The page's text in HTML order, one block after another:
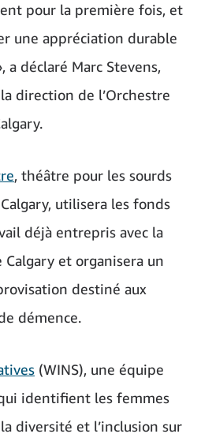
pour la première fois, et
une appréciation durable
a déclaré Marc Stevens,
direction de l’Orchestre
, théâtre pour les sourds
utilisera les fonds
déjà entrepris avec la
et organisera un
destiné aux
démence.
(WINS), une équipe
identifient les femmes
diversité et l’inclusion sur